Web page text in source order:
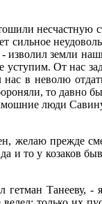
земли
От нас
нас в неволю
то давно
люди
желаю прежде
и то у козаков
Танееву, -